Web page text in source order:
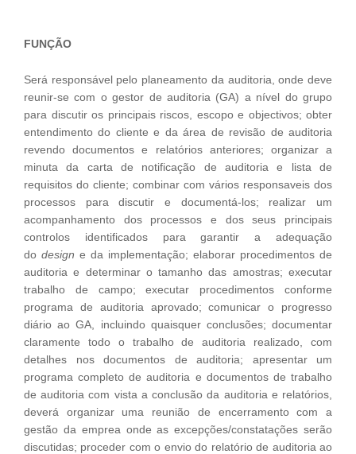
FUNÇÃO
Será responsável pelo planeamento da auditoria, onde deve
reunir-se com o gestor de auditoria (GA) a nível do grupo
para discutir os principais riscos, escopo e objectivos; obter
entendimento do cliente e da área de revisão de auditoria
revendo documentos e relatórios anteriores; organizar a
minuta da carta de notificação de auditoria e lista de
requisitos do cliente; combinar com vários responsaveis dos
processos para discutir e documentá-los; realizar um
acompanhamento dos processos e dos seus principais
controlos identificados para garantir a adequação
do design e da implementação; elaborar procedimentos de
auditoria e determinar o tamanho das amostras; executar
trabalho de campo; executar procedimentos conforme
programa de auditoria aprovado; comunicar o progresso
diário ao GA, incluindo quaisquer conclusões; documentar
claramente todo o trabalho de auditoria realizado, com
detalhes nos documentos de auditoria; apresentar um
programa completo de auditoria e documentos de trabalho
de auditoria com vista a conclusão da auditoria e relatórios,
deverá organizar uma reunião de encerramento com a
gestão da emprea onde as excepções/constatações serão
discutidas; proceder com o envio do relatório de auditoria ao